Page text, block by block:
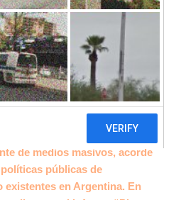
para el Desarrollo de
la Asociación Civil
iniciamos un espacio
de medios masivos, acorde
públicas de
existentes en Argentina. En